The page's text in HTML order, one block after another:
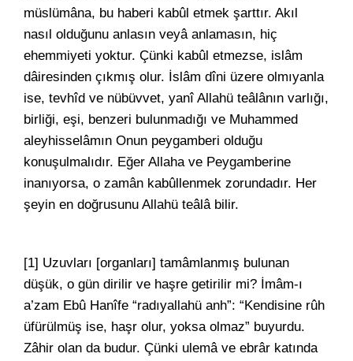
müslümâna, bu haberi kabûl etmek şarttır. Akıl
nasıl olduğunu anlasın veyâ anlamasın, hiç
ehemmiyeti yoktur. Çünki kabûl etmezse, islâm
dâiresinden çıkmış olur. İslâm dîni üzere olmıyanla
ise, tevhîd ve nübüvvet, yanî Allahü teâlânın varlığı,
birliği, eşi, benzeri bulunmadığı ve Muhammed
aleyhisselâmın Onun peygamberi olduğu
konuşulmalıdır. Eğer Allaha ve Peygamberine
inanıyorsa, o zamân kabûllenmek zorundadır. Her
şeyin en doğrusunu Allahü teâlâ bilir.
[1] Uzuvları [organları] tamâmlanmış bulunan
düşük, o gün dirilir ve haşre getirilir mi? İmâm-ı
a’zam Ebû Hanîfe “radıyallahü anh”: “Kendisine rûh
üfürülmüş ise, haşr olur, yoksa olmaz” buyurdu.
Zâhir olan da budur. Çünki ulemâ ve ebrâr katında